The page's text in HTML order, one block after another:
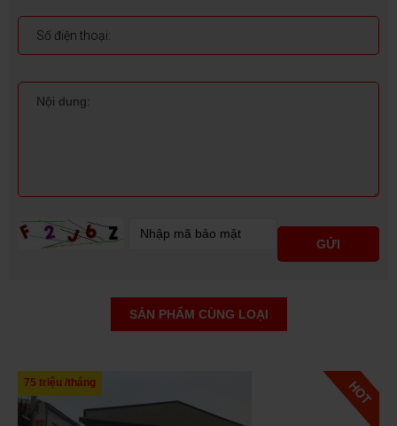
SẢN PHẨM CÙNG LOẠI
75 triệu /tháng